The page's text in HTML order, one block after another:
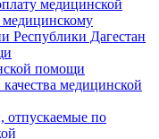
медицинской
Республики Дагестан
помощи
медицинской
отпускаемые по